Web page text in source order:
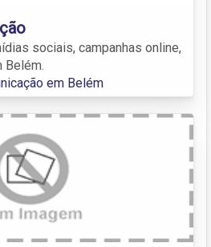
sociais, campanhas online,
Belém.
em Belém